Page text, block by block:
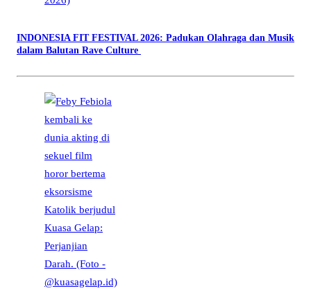
INDONESIA FIT FESTIVAL 2026: Padukan Olahraga dan Musik
dalam Balutan Rave Culture